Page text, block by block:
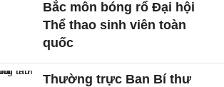
Bắc môn bóng rổ Đại hội
Thể thao sinh viên toàn
quốc
Thường trực Ban Bí thư